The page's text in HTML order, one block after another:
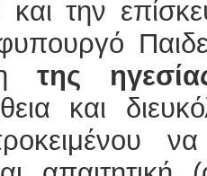
και την
της
και